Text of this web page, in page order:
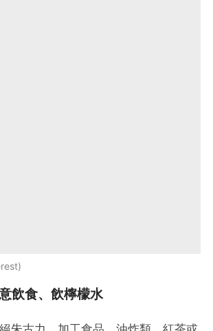
飲食、飲檸檬水